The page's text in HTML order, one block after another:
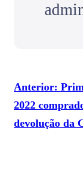
Anterior:
2022
devolução da